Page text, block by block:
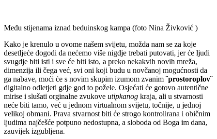
Među stijenama iznad beduinskog kampa (foto Nina Živković )
Kako je krenulo u ovome našem svijetu, možda nam se za koje
desetljeće dogodi da nećemo više nigdje trebati putovati, jer će ljudi
svugdje biti isti i sve će biti isto, a preko nekakvih novih mreža,
dimenzija ili čega već, svi oni koji budu u novčanoj mogućnosti da
ga nabave, moći će s novim skupim izumom zvanim˝prostoroplov˝
digitalno odletjeti gdje god to požele. Osjećati će gotovo autentične
mirise i slušati orginalne zvukove utipkanog kraja, ali u stvarnosti
neće biti tamo, već u jednom virtualnom svijetu, točnije, u jednoj
velikoj obmani. Prava stvarnost biti će strogo kontrolirana i običnim
ljudima najčešće potpuno nedostupna, a sloboda od Boga im dana,
zauvijek izgubljena.